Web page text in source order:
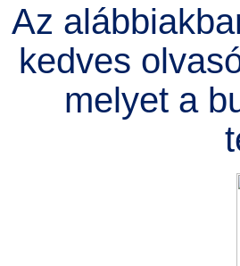
Az
kedves
melyet a